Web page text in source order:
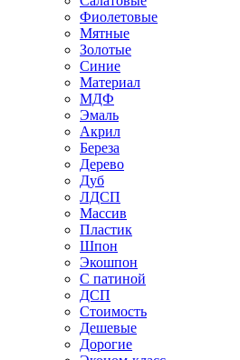
Фиолетовые
Мятные
Золотые
Синие
Материал
МДФ
Эмаль
Акрил
Береза
Дерево
Дуб
ЛДСП
Массив
Пластик
Шпон
Экошпон
С патиной
ДСП
Стоимость
Дешевые
Дорогие